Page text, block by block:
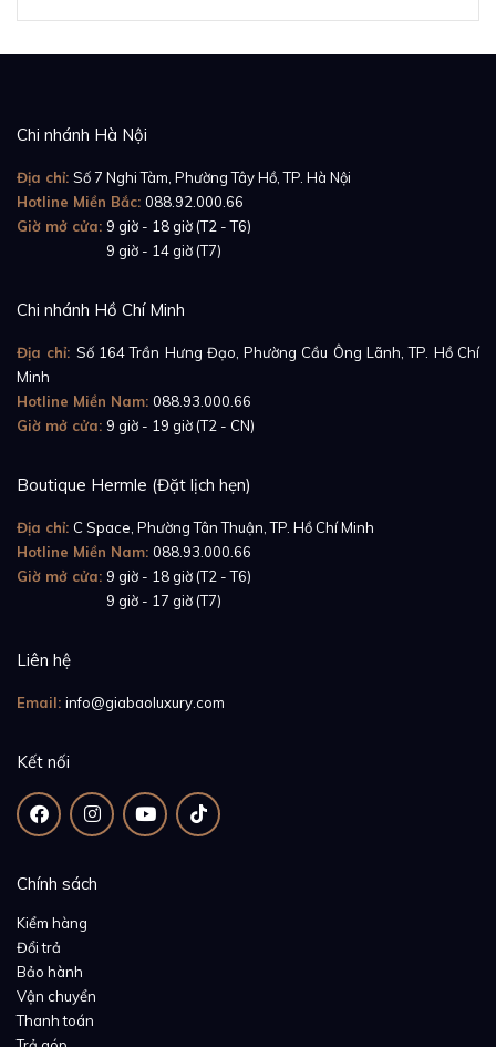
Chi nhánh Hà Nội
Địa chỉ: Số 7 Nghi Tàm, Phường Tây Hồ, TP. Hà Nội
Hotline Miền Bắc: 088.92.000.66
Giờ mở cửa: 9 giờ - 18 giờ (T2 - T6)
9 giờ - 14 giờ (T7)
Chi nhánh Hồ Chí Minh
Địa chỉ: Số 164 Trần Hưng Đạo, Phường Cầu Ông Lãnh, TP. Hồ Chí
Minh
Hotline Miền Nam: 088.93.000.66
Giờ mở cửa: 9 giờ - 19 giờ (T2 - CN)
Boutique Hermle (Đặt lịch hẹn)
Địa chỉ: C Space, Phường Tân Thuận, TP. Hồ Chí Minh
Hotline Miền Nam: 088.93.000.66
Giờ mở cửa: 9 giờ - 18 giờ (T2 - T6)
9 giờ - 17 giờ (T7)
Liên hệ
Email: info@giabaoluxury.com
Kết nối
Chính sách
Kiểm hàng
Đổi trả
Bảo hành
Vận chuyển
Thanh toán